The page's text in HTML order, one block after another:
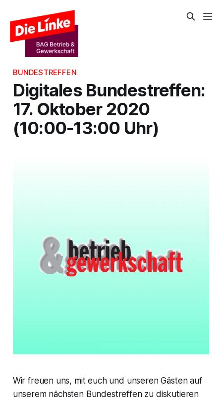
BUNDESTREFFEN
Digitales Bundestreffen:
17. Oktober 2020
(10:00-13:00 Uhr)
Wir freuen uns, mit euch und unseren Gästen auf
unserem nächsten Bundestreffen zu diskutieren